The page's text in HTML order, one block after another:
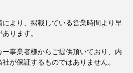
より、掲載している営業時間より早
ります。
事業者様からご提供頂いており、内
が保証するものではありません。